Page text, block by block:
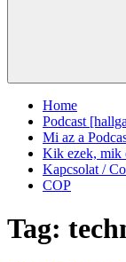
Home
Podcast
Mi az a
Kik ezek, mik
Kapcsolat /
COP
Tag: